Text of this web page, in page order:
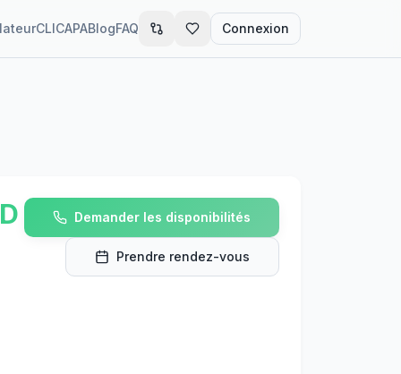
CLICAPABlogFAQ Connexion
Demander les disponibilités
Prendre rendez-vous